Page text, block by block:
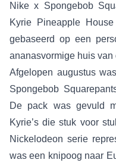
Nike x Spongebob
Kyrie Pineapple
gebaseerd op een
ananasvormige huis
Afgelopen augustus
Spongebob
De pack was gevuld
Kyrie’s die stuk voor
Nickelodeon serie
was een knipoog naar